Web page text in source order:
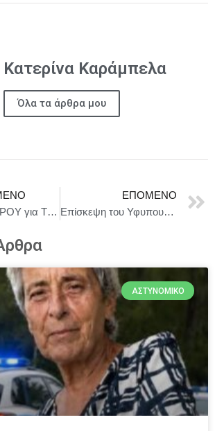
Κατερίνα Καράμπελα
Όλα τα άρθρα μου
ΔΕΛΤΙΟ ΚΑΙΡΟΥ για Τρίτη 3/2
ΕΠΌΜΕΝΟ
Επίσκεψη του Υφυπουργού Εξωτερικών, Χάρη Θεοχάρη, στη Βοσνία και Ερζεγοβίνη
ΑΣΤΥΝΟΜΙΚΌ